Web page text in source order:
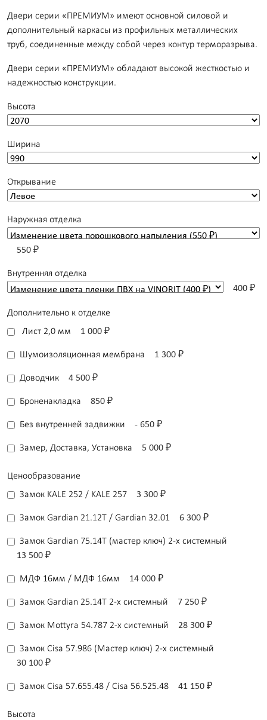
Двери серии «ПРЕМИУМ» имеют основной силовой и
дополнительный каркасы из профильных металлических
труб, соединенные между собой через контур терморазрыва.
Двери серии «ПРЕМИУМ» обладают высокой жесткостью и
надежностью конструкции.
Высота
Ширина
Открывание
Наружная отделка
550 ₽
Внутренняя отделка
400 ₽
Дополнительно к отделке
Лист 2,0 мм
1 000 ₽
Шумоизоляционная мембрана 1 300 ₽
Доводчик 4 500 ₽
Броненакладка 850 ₽
Без внутренней задвижки - 650 ₽
Замер, Доставка, Установка 5 000 ₽
Ценообразование
Замок KALE 252 / KALE 257
3 300 ₽
Замок Gardian 21.12T / Gardian 32.01 6 300 ₽
Замок Gardian 75.14T (мастер ключ) 2-х системный
13 500 ₽
МДФ 16мм / МДФ 16мм 14 000 ₽
Замок Gardian 25.14T 2-x системный 7 250 ₽
Замок Mottyra 54.787 2-х системный 28 300 ₽
Замок Сisa 57.986 (Мастер ключ) 2-х системный
30 100 ₽
Замок Сisa 57.655.48 / Cisa 56.525.48 41 150 ₽
Высота